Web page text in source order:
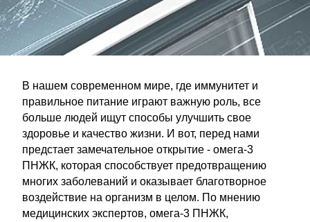
В нашем современном мире, где иммунитет и
правильное питание играют важную роль, все
больше людей ищут способы улучшить свое
здоровье и качество жизни. И вот, перед нами
предстает замечательное открытие - омега-3
ПНЖК, которая способствует предотвращению
многих заболеваний и оказывает благотворное
воздействие на организм в целом. По мнению
медицинских экспертов, омега-3 ПНЖК,
Рубрики»
Правила»
Контакт »